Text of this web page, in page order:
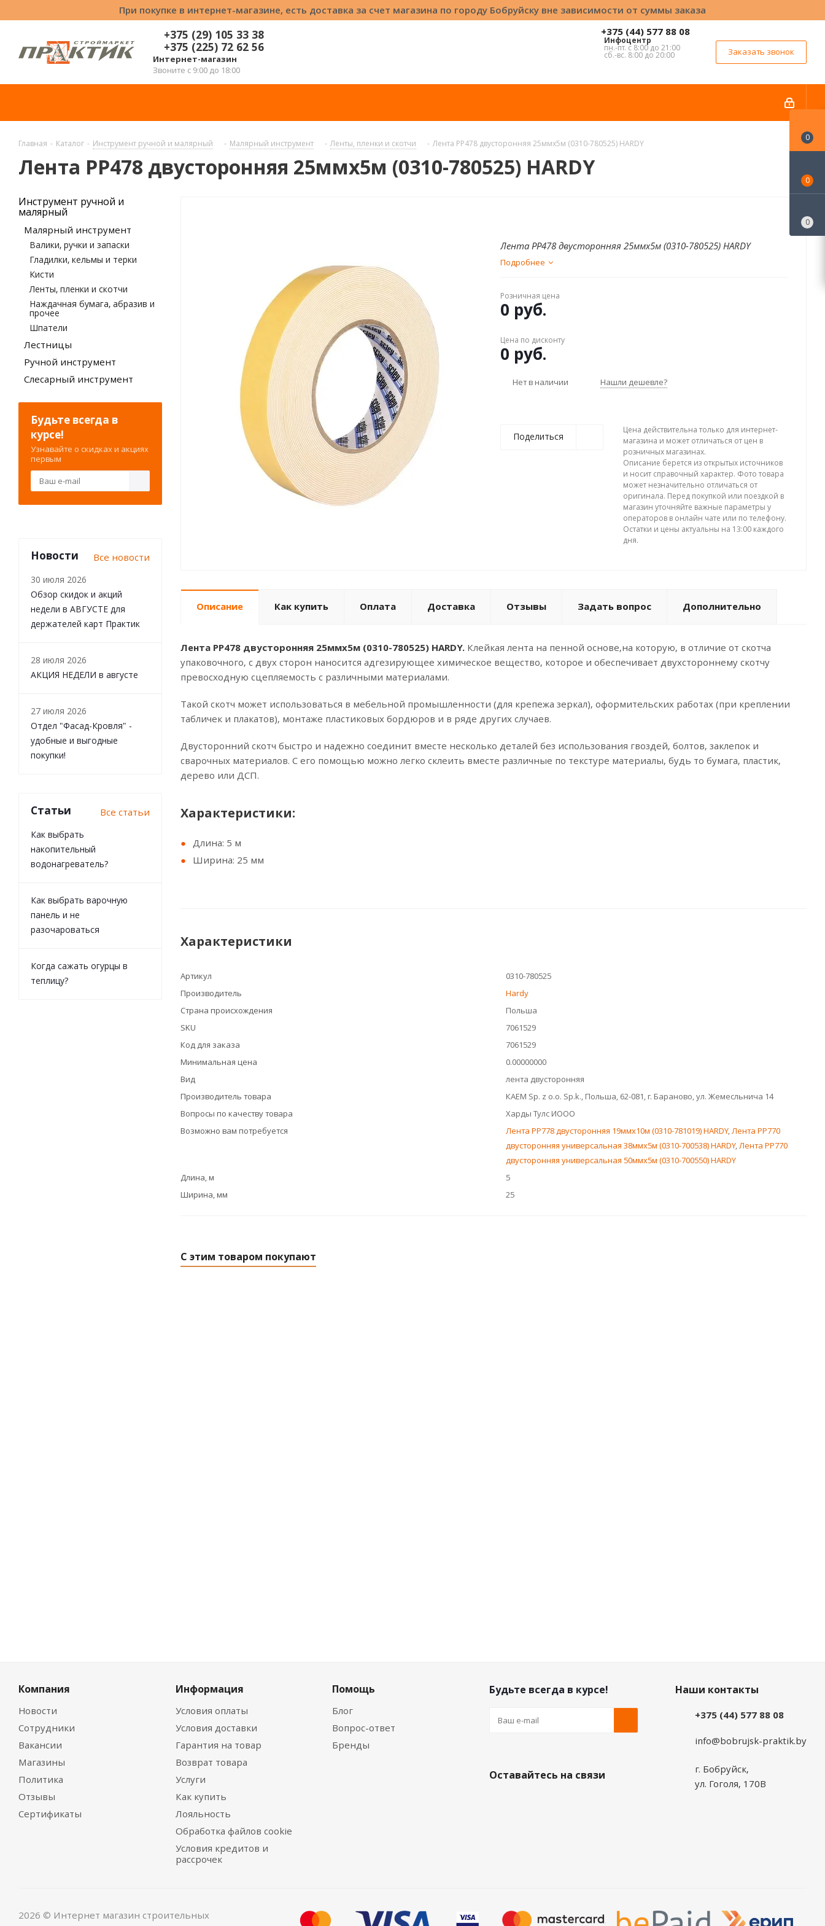
При покупке в интернет-магазине, есть доставка за счет магазина по городу Бобруйску вне зависимости от суммы заказа
+375 (29) 105 33 38
+375 (225) 72 62 56
Интернет-магазин
Звоните с 9:00 до 18:00
+375 (44) 577 88 08
Инфоцентр
пн.-пт. с 8:00 до 21:00
сб.-вс. 8:00 до 20:00 Заказать звонок
Главная - Каталог - Инструмент ручной и малярный - Малярный инструмент - Ленты, пленки и скотчи - Лента РР478 двусторонняя 25ммх5м (0310-780525) HARDY
Лента РР478 двусторонняя 25ммх5м (0310-780525) HARDY
Лента РР478 двусторонняя 25ммх5м (0310-780525) HARDY
Подробнее
Розничная цена
0 руб.
Цена по дисконту
0 руб.
Нет в наличии Нашли дешевле?
Поделиться
Цена действительна только для интернет-
магазина и может отличаться от цен в
розничных магазинах.
Описание берется из открытых источников
и носит справочный характер. Фото товара
может незначительно отличаться от
оригинала. Перед покупкой или поездкой в
магазин уточняйте важные параметры у
операторов в онлайн чате или по телефону.
Остатки и цены актуальны на 13:00 каждого
дня.
Описание Как купить Оплата Доставка Отзывы Задать вопрос Дополнительно
Лента РР478 двусторонняя 25ммх5м (0310-780525) HARDY. Клейкая лента на пенной основе,на которую, в отличие от скотча
упаковочного, с двух сторон наносится адгезирующее химическое вещество, которое и обеспечивает двухстороннему скотчу
превосходную сцепляемость с различными материалами.
Такой скотч может использоваться в мебельной промышленности (для крепежа зеркал), оформительских работах (при креплении
табличек и плакатов), монтаже пластиковых бордюров и в ряде других случаев.
Двусторонний скотч быстро и надежно соединит вместе несколько деталей без использования гвоздей, болтов, заклепок и
сварочных материалов. С его помощью можно легко склеить вместе различные по текстуре материалы, будь то бумага, пластик,
дерево или ДСП.
Характеристики:
Длина: 5 м
Ширина: 25 мм
Характеристики
Артикул
0310-780525
Производитель
Hardy
Страна происхождения
Польша
SKU
7061529
Код для заказа
7061529
Минимальная цена
0.00000000
Вид
лента двусторонняя
Производитель товара
КАЕМ Sp. z o.o. Sp.k., Польша, 62-081, г. Бараново, ул. Жемесльнича 14
Вопросы по качеству товара
Харды Тулс ИООО
Возможно вам потребуется
Лента РР778 двусторонняя 19ммх10м (0310-781019) HARDY,Лента PP770
двусторонняя универсальная 38ммx5м (0310-700538) HARDY,Лента PP770
двусторонняя универсальная 50ммx5м (0310-700550) HARDY
Длина, м
5
Ширина, мм
25
С этим товаром покупают
Инструмент ручной и
малярный
Малярный инструмент
Валики, ручки и запаски
Гладилки, кельмы и терки
Кисти
Ленты, пленки и скотчи
Наждачная бумага, абразив и
прочее
Шпатели
Лестницы
Ручной инcтрумент
Слесарный инструмент
Будьте всегда в
курсе!
Узнавайте о скидках и акциях
первым
Новости Все новости
30 июля 2026
Обзор скидок и акций
недели в АВГУСТЕ для
держателей карт Практик
28 июля 2026
АКЦИЯ НЕДЕЛИ в августе
27 июля 2026
Отдел "Фасад-Кровля" -
удобные и выгодные
покупки!
Статьи Все статьи
Как выбрать
накопительный
водонагреватель?
Как выбрать варочную
панель и не
разочароваться
Когда сажать огурцы в
теплицу?
Компания
Новости
Сотрудники
Вакансии
Магазины
Политика
Отзывы
Сертификаты
Информация
Условия оплаты
Условия доставки
Гарантия на товар
Возврат товара
Услуги
Как купить
Лояльность
Обработка файлов cookie
Условия кредитов и
рассрочек
Помощь
Блог
Вопрос-ответ
Бренды
Будьте всегда в курсе!
Оставайтесь на связи
Наши контакты
+375 (44) 577 88 08
info@bobrujsk-praktik.by
г. Бобруйск,
ул. Гоголя, 170В
2026 © Интернет магазин строительных
0
0
0